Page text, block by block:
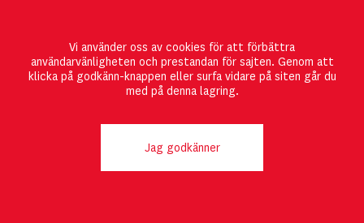
Här kan du registrera digför att direkt ta del av det
senaste numret! Du kan ocksåändra din
eller välja att avsluta den
Vi använder oss av cookies för att förbättra
användarvänligheten och prestandan för sajten. Genom att
klicka på godkänn-knappen eller surfa vidare på siten går du
med på denna lagring.
Jag godkänner